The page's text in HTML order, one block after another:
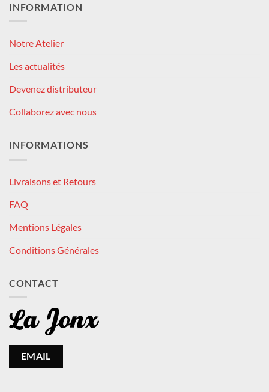
INFORMATION
Notre Atelier
Les actualités
Devenez distributeur
Collaborez avec nous
INFORMATIONS
Livraisons et Retours
FAQ
Mentions Légales
Conditions Générales
CONTACT
EMAIL